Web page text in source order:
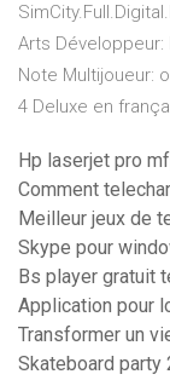
Arts Développeur:
Note Multijoueur:
4 Deluxe en
Hp laserjet pro
Comment
Meilleur jeux de
Skype pour
Bs player gratuit
Application pour
Transformer un
Skateboard party